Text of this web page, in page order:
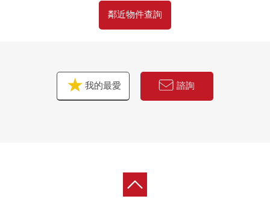
鄰近物件查詢
我的最愛 諮詢